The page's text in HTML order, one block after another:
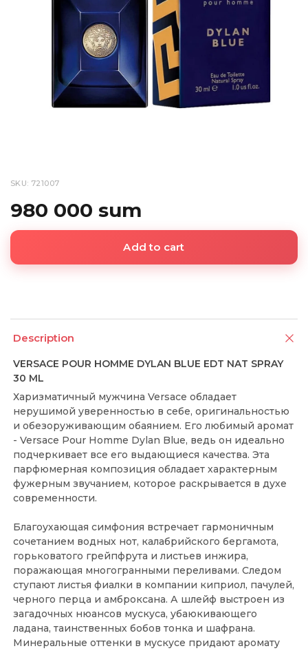
SKU: 721007
980 000 sum
Add to cart
Description
VERSACE POUR HOMME DYLAN BLUE EDT NAT SPRAY
30 ML
Харизматичный мужчина Versace обладает
нерушимой уверенностью в себе, оригинальностью
и обезоруживающим обаянием. Его любимый аромат
- Versace Pour Homme Dylan Blue, ведь он идеально
подчеркивает все его выдающиеся качества. Эта
парфюмерная композиция обладает характерным
фужерным звучанием, которое раскрывается в духе
современности.
Благоухающая симфония встречает гармоничным
сочетанием водных нот, калабрийского бергамота,
горьковатого грейпфрута и листьев инжира,
поражающая многогранными переливами. Следом
ступают листья фиалки в компании киприол, пачулей,
черного перца и амброксана. А шлейф выстроен из
загадочных нюансов мускуса, убаюкивающего
ладана, таинственных бобов тонка и шафрана.
Минеральные оттенки в мускусе придают аромату